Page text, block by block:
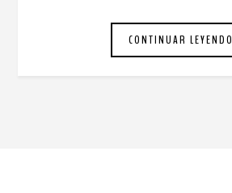
CONTINUAR LEYENDO